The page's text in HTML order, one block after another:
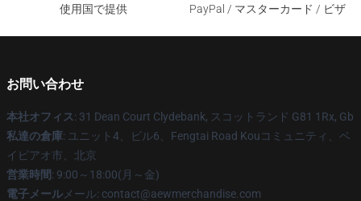
使用国で提供
PayPal / マスターカード / ビザ
お問い合わせ
本社オフィス: 31 Dean Court Clydebank, スコットランド G81 1Rx, Gb
私達の倉庫: ユニット4、ビル6、Fengtai Road Kouコミュニティ、ベ
イピアオ市、北京
営業時間: 9:00～18:00(月～金)
電子メール メール: contact@aewmerchandise.com